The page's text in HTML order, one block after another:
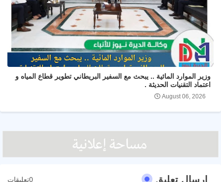
وزير الموارد المائية .. يبحث مع السفير البريطاني تطوير قطاع المياه و
اعتماد التقنيات الحديثة .
August 06, 2026
إرسال تعليق 0تعليقات